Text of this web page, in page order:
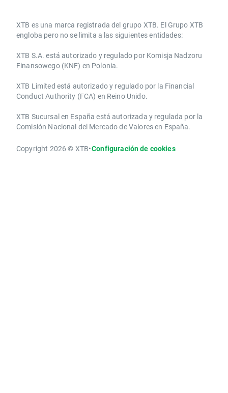
​​XTB es una marca registrada del grupo XTB. El Grupo XTB
engloba pero no se limita a las siguientes entidades:
XTB S.A.​ está autorizado y regulado por Komisja Nadzoru
Finansowego (KNF) ​en Polonia.
XTB Limited ​está autorizado y regulado por la ​Financial
Conduct Authority ​(FCA) en ​​Reino Unido.
XTB Sucursal en España está autorizada y regulada por la
Comisión Nacional del Mercado de Valores en España.
Copyright 2026 © XTB•Configuración de cookies